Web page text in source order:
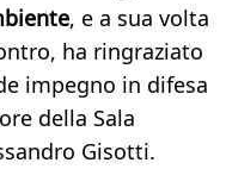
, e a sua volta
ha ringraziato
impegno in difesa
della Sala
Gisotti.